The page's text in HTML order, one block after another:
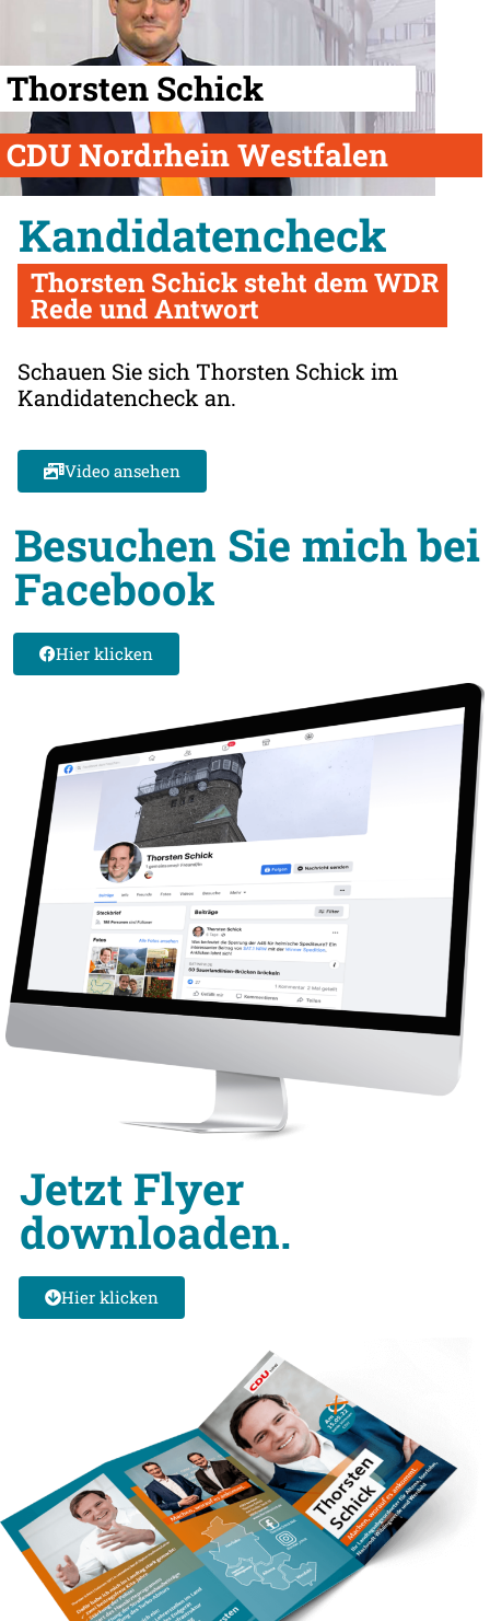
Thorsten Schick
CDU Nordrhein Westfalen
Kandidatencheck
Thorsten Schick steht dem WDR
Rede und Antwort
Schauen Sie sich Thorsten Schick im
Kandidatencheck an.
Video ansehen
Besuchen Sie mich bei
Facebook
Hier klicken
Jetzt Flyer
downloaden.
Hier klicken